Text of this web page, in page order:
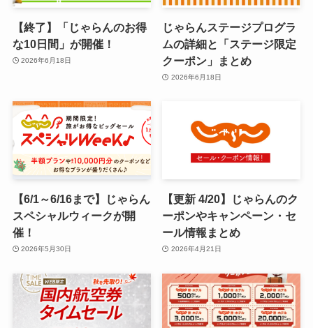
【終了】「じゃらんのお得
な10日間」が開催！
2026年6月18日
じゃらんステージプログラ
ムの詳細と「ステージ限定
クーポン」まとめ
2026年6月18日
【6/1～6/16まで】じゃらん
スペシャルウィークが開
催！
2026年5月30日
【更新 4/20】じゃらんのク
ーポンやキャンペーン・セ
ール情報まとめ
2026年4月21日